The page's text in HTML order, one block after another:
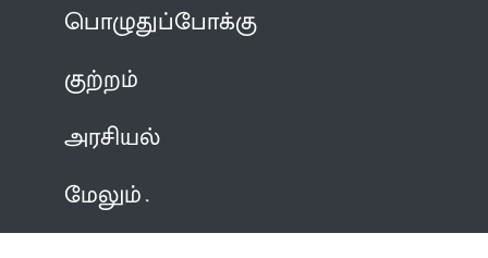
பொழுதுப்போக்கு
குற்றம்
அரசியல்
மேலும்